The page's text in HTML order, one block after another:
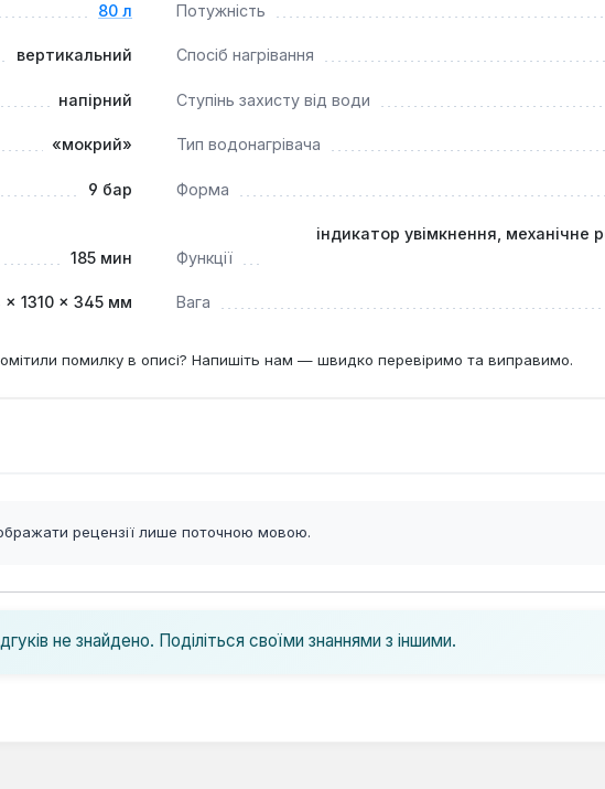
80 л Потужність
вертикальний Спосіб нагрівання
напірний Ступінь захисту від води
«мокрий» Тип водонагрівача
9 бар Форма
185 мин Функції
індикатор увімкнення, механічне
× 1310 × 345 мм Вага
помилку в описі? Напишіть нам — швидко перевіримо та виправимо.
рецензії лише поточною мовою.
не знайдено. Поділіться своїми знаннями з іншими.